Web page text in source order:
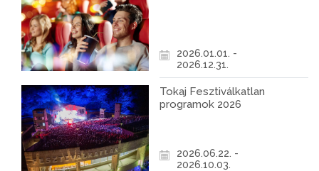
2026.01.01. -
2026.12.31.
Tokaj Fesztiválkatlan
programok 2026
2026.06.22. -
2026.10.03.